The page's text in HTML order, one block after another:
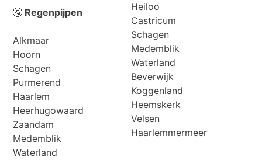
🚰 Regenpijpen
Alkmaar
Hoorn
Schagen
Purmerend
Haarlem
Heerhugowaard
Zaandam
Medemblik
Waterland
Heiloo
Castricum
Schagen
Medemblik
Waterland
Beverwijk
Koggenland
Heemskerk
Velsen
Haarlemmermeer